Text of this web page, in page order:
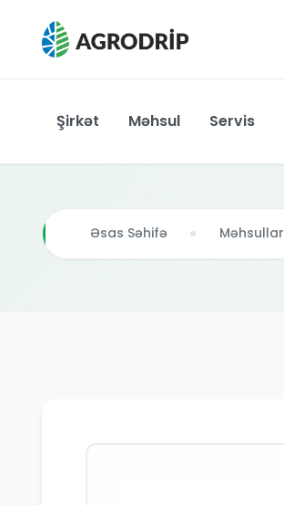
Şirkət Məhsul Servis
Əsas Səhifə Məhsullar